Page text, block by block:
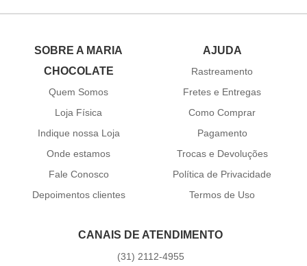
SOBRE A MARIA
CHOCOLATE
Quem Somos
Loja Física
Indique nossa Loja
Onde estamos
Fale Conosco
Depoimentos clientes
AJUDA
Rastreamento
Fretes e Entregas
Como Comprar
Pagamento
Trocas e Devoluções
Política de Privacidade
Termos de Uso
CANAIS DE ATENDIMENTO
(31) 2112-4955